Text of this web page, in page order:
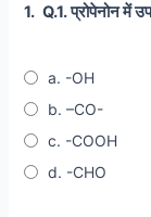
1. Q.1. प्रोपेनोन में
a. -OH
b. –CO-
c. -COOH
d. -CHO